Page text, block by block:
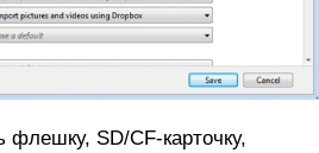
флешку, SD/CF-карточку,